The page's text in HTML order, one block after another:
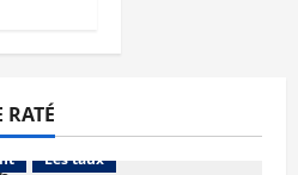
RATÉ
Les taux